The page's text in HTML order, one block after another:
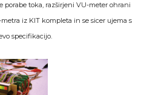
porabe toka, razširjeni VU-meter ohrani
iz KIT kompleta in se sicer ujema s
specifikacijo.